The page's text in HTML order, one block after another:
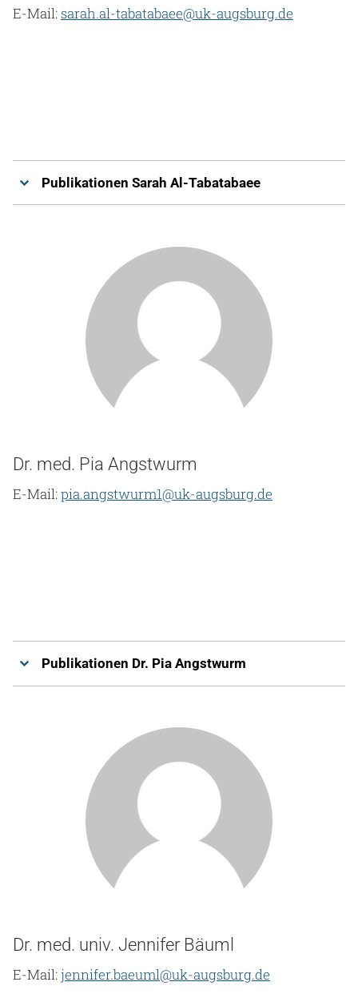
E-Mail:sarah.al-tabatabaee@uk-augsburg.de
Publikationen Sarah Al-Tabatabaee
Dr. med. Pia Angstwurm
E-Mail:pia.angstwurm1@uk-augsburg.de
Publikationen Dr. Pia Angstwurm
Dr. med. univ. Jennifer Bäuml
E-Mail:jennifer.baeuml@uk-augsburg.de